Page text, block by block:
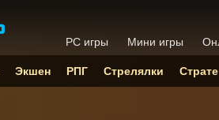
PC игры Мини игры
Экшен РПГ Стрелялки